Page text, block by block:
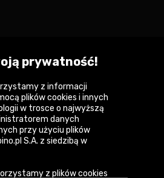
i zasady korzystania z
prywatność!
z informacji
plików cookies i innych
w trosce o najwyższą
danych
przy użyciu plików
S.A. z siedzibą w
z plików cookies